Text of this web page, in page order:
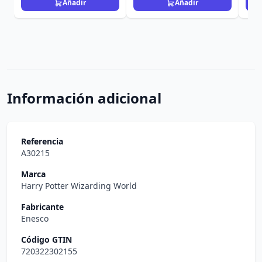
Añadir Añadir
Información adicional
Referencia
A30215
Marca
Harry Potter Wizarding World
Fabricante
Enesco
Código GTIN
720322302155